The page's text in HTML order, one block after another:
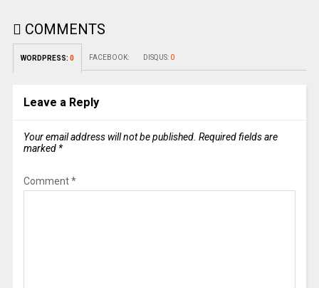
COMMENTS
WORDPRESS: 0 FACEBOOK: DISQUS: 0
Leave a Reply
Your email address will not be published. Required fields are
marked *
Comment*